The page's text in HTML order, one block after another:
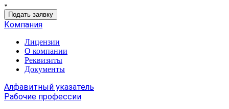
Подать заявку
Компания
Лицензии
О компании
Реквизиты
Документы
Алфавитный указатель
Рабочие профессии